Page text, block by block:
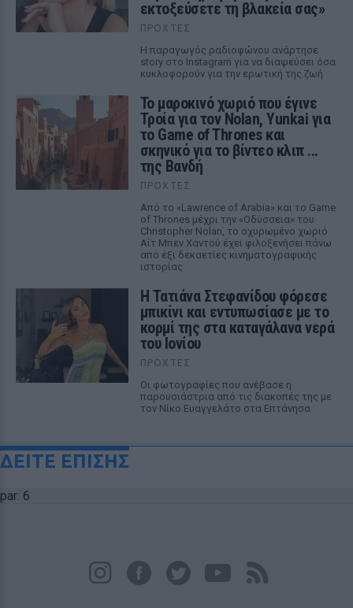
εκτοξεύσετε τη βλακεία σας»
ΠΡΟΧΤΈΣ
Η παραγωγός ραδιοφώνου ανάρτησε
story στο Instagram για να διαψεύσει όσα
κυκλοφορούν για την ερωτική της ζωή
Το μαροκινό χωριό που έγινε
Τροία για τον Nolan, Yunkai για
το Game of Thrones και
σκηνικό για το βίντεο κλιπ ...
της Βανδή
ΠΡΟΧΤΈΣ
Από το «Lawrence of Arabia» και το Game
of Thrones μέχρι την «Οδύσσεια» του
Christopher Nolan, το οχυρωμένο χωριό
Αΐτ Μπεν Χαντού έχει φιλοξενήσει πάνω
από έξι δεκαετίες κινηματογραφικής
ιστορίας
Η Τατιάνα Στεφανίδου φόρεσε
μπικίνι και εντυπωσίασε με το
κορμί της στα καταγάλανα νερά
του Ιονίου
ΠΡΟΧΤΈΣ
Οι φωτογραφίες που ανέβασε η
παρουσιάστρια από τις διακοπές της με
τον Νίκο Ευαγγελάτο στα Επτάνησα
ΔΕΙΤΕ ΕΠΙΣΗΣ
par: 6